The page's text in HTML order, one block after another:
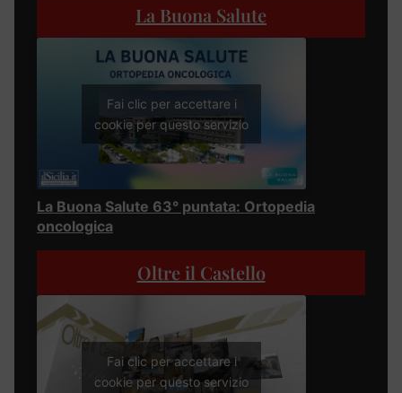
La Buona Salute
Fai clic per accettare i
cookie per questo servizio
La Buona Salute 63° puntata: Ortopedia
oncologica
Oltre il Castello
Fai clic per accettare i
cookie per questo servizio